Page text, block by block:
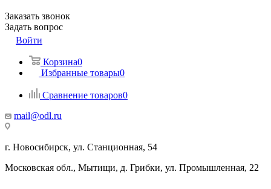
Заказать звонок
Задать вопрос
Войти
Корзина0
Избранные товары0
Сравнение товаров0
mail@odl.ru
г. Новосибирск, ул. Станционная, 54
Московская обл., Мытищи, д. Грибки, ул. Промышленная, 22